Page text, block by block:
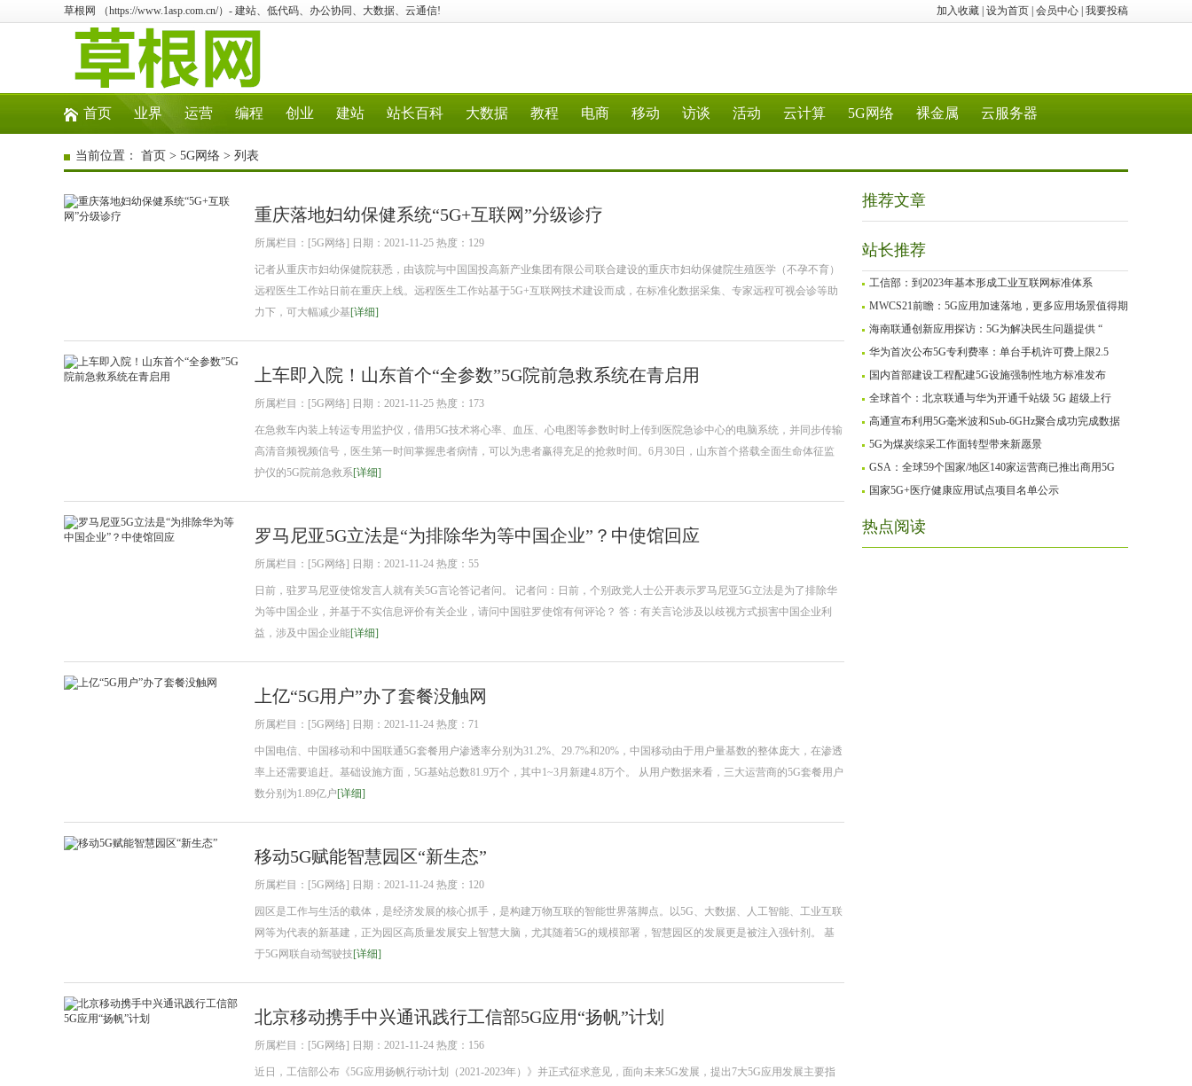
加入收藏 设为首页 会员中心 我要投稿
草根网 （https://www.1asp.com.cn/）- 建站、低代码、办公协同、大数据、云通信!
首页 业界 运营 编程 创业 建站 站长百科 大数据 教程 电商 移动 访谈 活动 云计算 5G网络 裸金属 云服务器
当前位置： 首页 > 5G网络 > 列表
重庆落地妇幼保健系统“5G+互联网”分级诊疗
所属栏目：[5G网络] 日期：2021-11-25 热度：129
记者从重庆市妇幼保健院获悉，由该院与中国国投高新产业集团有限公司联合建设的重庆市妇幼保健院生殖医学（不孕不育）
远程医生工作站日前在重庆上线。远程医生工作站基于5G+互联网技术建设而成，在标准化数据采集、专家远程可视会诊等助
力下，可大幅减少基[详细]
上车即入院！山东首个“全参数”5G院前急救系统在青启用
所属栏目：[5G网络] 日期：2021-11-25 热度：173
在急救车内装上转运专用监护仪，借用5G技术将心率、血压、心电图等参数时时上传到医院急诊中心的电脑系统，并同步传输
高清音频视频信号，医生第一时间掌握患者病情，可以为患者赢得充足的抢救时间。6月30日，山东首个搭载全面生命体征监
护仪的5G院前急救系[详细]
罗马尼亚5G立法是“为排除华为等中国企业”？中使馆回应
所属栏目：[5G网络] 日期：2021-11-24 热度：55
日前，驻罗马尼亚使馆发言人就有关5G言论答记者问。 记者问：日前，个别政党人士公开表示罗马尼亚5G立法是为了排除华
为等中国企业，并基于不实信息评价有关企业，请问中国驻罗使馆有何评论？ 答：有关言论涉及以歧视方式损害中国企业利
益，涉及中国企业能[详细]
上亿“5G用户”办了套餐没触网
所属栏目：[5G网络] 日期：2021-11-24 热度：71
中国电信、中国移动和中国联通5G套餐用户渗透率分别为31.2%、29.7%和20%，中国移动由于用户量基数的整体庞大，在渗透
率上还需要追赶。基础设施方面，5G基站总数81.9万个，其中1~3月新建4.8万个。 从用户数据来看，三大运营商的5G套餐用户
数分别为1.89亿户[详细]
移动5G赋能智慧园区“新生态”
所属栏目：[5G网络] 日期：2021-11-24 热度：120
园区是工作与生活的载体，是经济发展的核心抓手，是构建万物互联的智能世界落脚点。以5G、大数据、人工智能、工业互联
网等为代表的新基建，正为园区高质量发展安上智慧大脑，尤其随着5G的规模部署，智慧园区的发展更是被注入强针剂。 基
于5G网联自动驾驶技[详细]
北京移动携手中兴通讯践行工信部5G应用“扬帆”计划
所属栏目：[5G网络] 日期：2021-11-24 热度：156
近日，工信部公布《5G应用扬帆行动计划（2021-2023年）》并正式征求意见，面向未来5G发展，提出7大5G应用发展主要指
推荐文章
站长推荐
工信部：到2023年基本形成工业互联网标准体系
MWCS21前瞻：5G应用加速落地，更多应用场景值得期
海南联通创新应用探访：5G为解决民生问题提供 “
华为首次公布5G专利费率：单台手机许可费上限2.5
国内首部建设工程配建5G设施强制性地方标准发布
全球首个：北京联通与华为开通千站级 5G 超级上行
高通宣布利用5G毫米波和Sub-6GHz聚合成功完成数据
5G为煤炭综采工作面转型带来新愿景
GSA：全球59个国家/地区140家运营商已推出商用5G
国家5G+医疗健康应用试点项目名单公示
热点阅读